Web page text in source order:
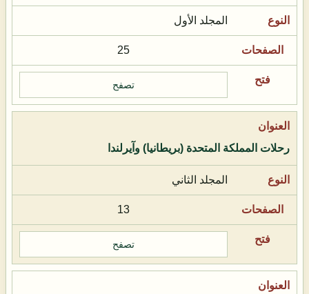
المجلد الأول
25
تصفح
رحلات المملكة المتحدة (بريطانيا) وآيرلندا
المجلد الثاني
13
تصفح